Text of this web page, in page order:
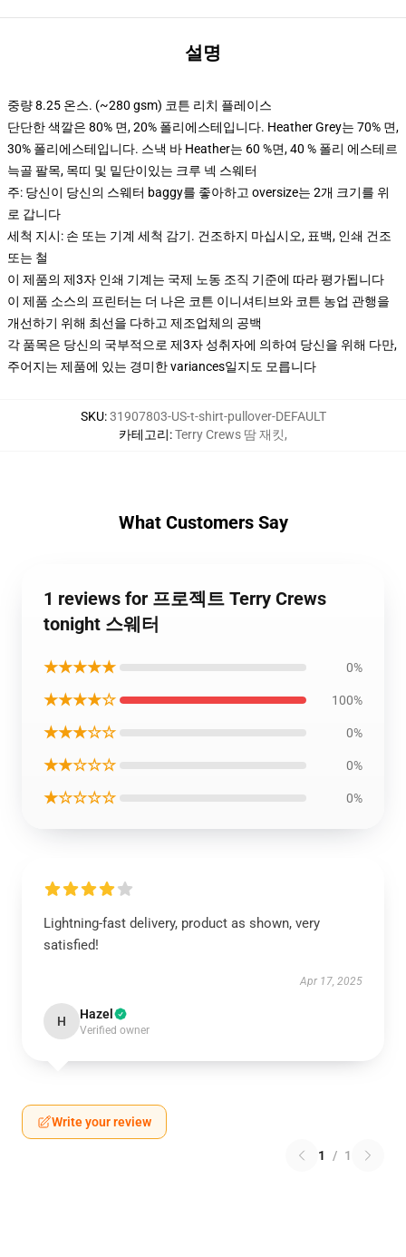
설명
중량 8.25 온스. (~280 gsm) 코튼 리치 플레이스
단단한 색깔은 80% 면, 20% 폴리에스테입니다. Heather Grey는 70% 면,
30% 폴리에스테입니다. 스낵 바 Heather는 60 %면, 40 % 폴리 에스테르
늑골 팔목, 목띠 및 밑단이있는 크루 넥 스웨터
주: 당신이 당신의 스웨터 baggy를 좋아하고 oversize는 2개 크기를 위
로 갑니다
세척 지시: 손 또는 기계 세척 감기. 건조하지 마십시오, 표백, 인쇄 건조
또는 철
이 제품의 제3자 인쇄 기계는 국제 노동 조직 기준에 따라 평가됩니다
이 제품 소스의 프린터는 더 나은 코튼 이니셔티브와 코튼 농업 관행을
개선하기 위해 최선을 다하고 제조업체의 공백
각 품목은 당신의 국부적으로 제3자 성취자에 의하여 당신을 위해 다만,
주어지는 제품에 있는 경미한 variances일지도 모릅니다
SKU:31907803-US-t-shirt-pullover-DEFAULT
카테고리:Terry Crews 땀 재킷,
What Customers Say
1 reviews for 프로젝트 Terry Crews
tonight 스웨터
★★★★★ 0%
★★★★☆ 100%
★★★☆☆ 0%
★★☆☆☆ 0%
★☆☆☆☆ 0%
Lightning-fast delivery, product as shown, very
satisfied!
Apr 17, 2025
H Hazel
Verified owner
Write your review
1 / 1